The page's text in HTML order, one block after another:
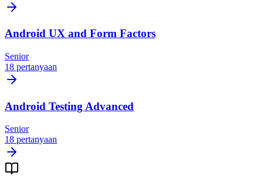
Android UX and Form Factors
Senior
18 pertanyaan
Android Testing Advanced
Senior
18 pertanyaan